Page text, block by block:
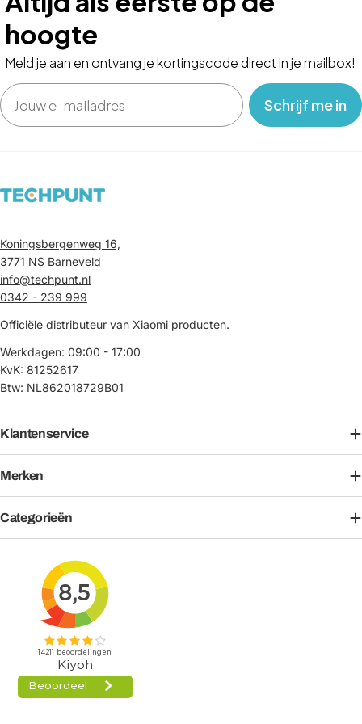
hoogte
Meld je aan en ontvang je kortingscode direct in je mailbox!
Email
‎ ‎ ‎ Schrijf me in‎ ‎ ‎ ‎
Koningsbergenweg 16,
3771 NS Barneveld
info@techpunt.nl
0342 - 239 999
Officiële distributeur van Xiaomi producten.
Werkdagen: 09:00 - 17:00
KvK: 81252617
Btw: NL862018729B01
Klantenservice
Merken
Categorieën